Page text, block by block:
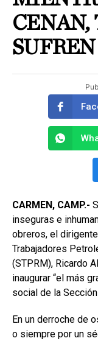
CENAN,
SUFREN
CARMEN, CAMP.-
inseguras e
obreros, el
Trabajadores
(STPRM), Ricardo
inaugurar “el más
social de la
En un derroche de
o siempre por un